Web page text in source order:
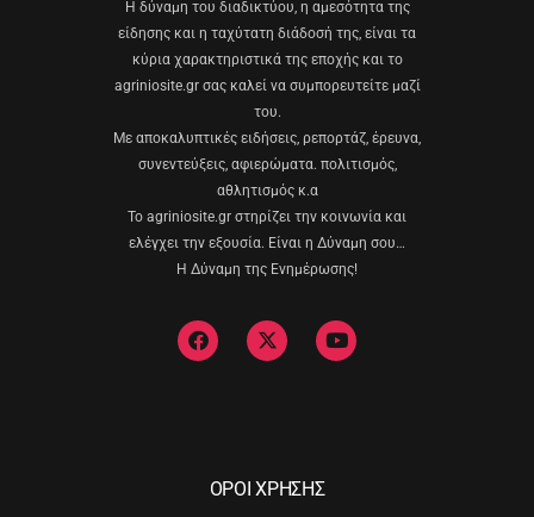
Η δύναμη του διαδικτύου, η αμεσότητα της
είδησης και η ταχύτατη διάδοσή της, είναι τα
κύρια χαρακτηριστικά της εποχής και το
agriniosite.gr σας καλεί να συμπορευτείτε μαζί
του.
Με αποκαλυπτικές ειδήσεις, ρεπορτάζ, έρευνα,
συνεντεύξεις, αφιερώματα. πολιτισμός,
αθλητισμός κ.α
Το agriniosite.gr στηρίζει την κοινωνία και
ελέγχει την εξουσία. Είναι η Δύναμη σου…
Η Δύναμη της Ενημέρωσης!
ΟΡΟΙ ΧΡΗΣΗΣ